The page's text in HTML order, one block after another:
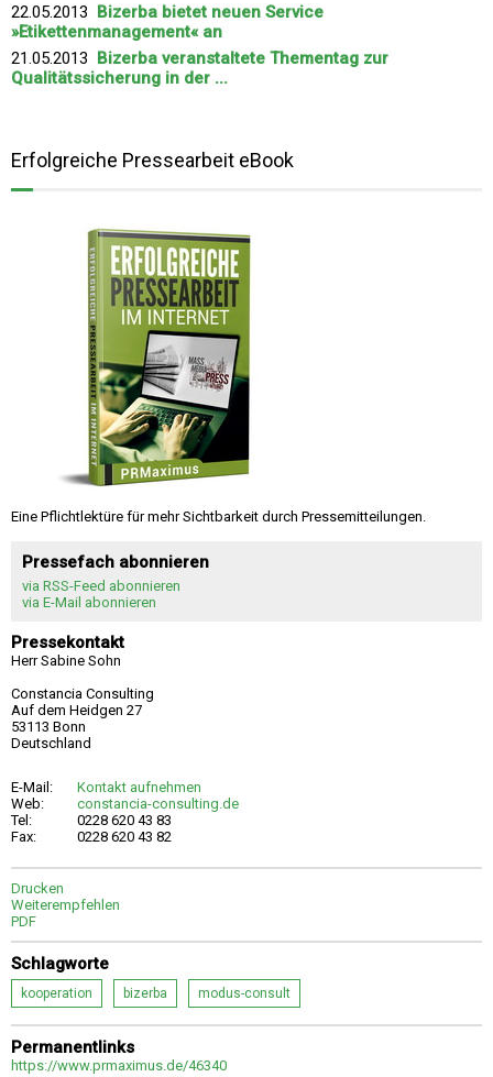
22.05.2013 Bizerba bietet neuen Service
»Etikettenmanagement« an
21.05.2013 Bizerba veranstaltete Thementag zur
Qualitätssicherung in der ...
Erfolgreiche Pressearbeit eBook
Eine Pflichtlektüre für mehr Sichtbarkeit durch Pressemitteilungen.
Pressefach abonnieren
via RSS-Feed abonnieren
via E-Mail abonnieren
Pressekontakt
Herr Sabine Sohn
Constancia Consulting
Auf dem Heidgen 27
53113 Bonn
Deutschland
E-Mail:
Kontakt aufnehmen
Web:
constancia-consulting.de
Tel:
0228 620 43 83
Fax:
0228 620 43 82
Drucken
Weiterempfehlen
PDF
Schlagworte
kooperation bizerba modus-consult
Permanentlinks
https://www.prmaximus.de/46340